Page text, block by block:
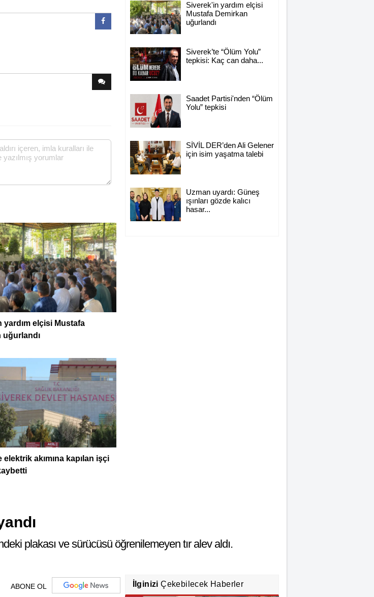
yardım elçisi Mustafa
uğurlandı
akımına kapılan işçi
Siverek'in yardım elçisi
Mustafa Demirkan
uğurlandı
Siverek’te “Ölüm Yolu”
tepkisi: Kaç can daha...
Saadet Partisi'nden “Ölüm
Yolu” tepkisi
SİVİL DER’den Ali Gelener
için isim yaşatma talebi
Uzman uyardı: Güneş
ışınları gözde kalıcı
hasar...
plakası ve sürücüsü öğrenilemeyen tır alev aldı.
ABONE OL İlginizi Çekebilecek Haberler